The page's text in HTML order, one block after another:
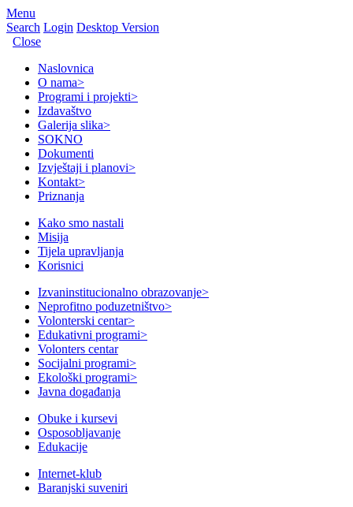
Menu
Search Login Desktop Version
Close
Naslovnica
O nama>
Programi i projekti>
Izdavaštvo
Galerija slika>
SOKNO
Dokumenti
Izvještaji i planovi>
Kontakt>
Priznanja
Kako smo nastali
Misija
Tijela upravljanja
Korisnici
Izvaninstitucionalno obrazovanje>
Neprofitno poduzetništvo>
Volonterski centar>
Edukativni programi>
Volonters centar
Socijalni programi>
Ekološki programi>
Javna događanja
Obuke i kursevi
Osposobljavanje
Edukacije
Internet-klub
Baranjski suveniri